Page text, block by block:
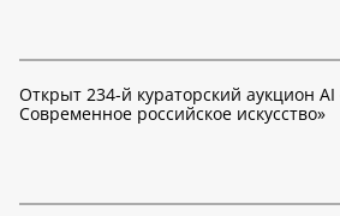
Открыт 234-й кураторский аукцион AI
Современное российское искусство»